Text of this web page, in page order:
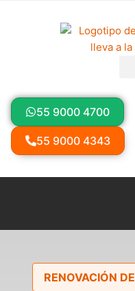
55 9000 4700
55 9000 4343
RENOVACIÓN